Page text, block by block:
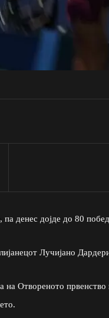
па денес дојде до 80
Лучијано
Отвореното